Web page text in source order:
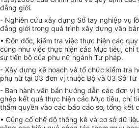
đẳng giới.
- Nghiên cứu xây dựng Sổ tay nghiệp vụ
đẳng giới trong quá trình xây dựng văn
• Đôn đốc, kiểm tra việc thực hiện các
cũng như việc thực hiện các Mục tiêu, chỉ
sự tiến bộ của phụ nữ ngành Tư pháp.
- Xây dựng kế hoạch và tổ chức kiểm tra
phụ nữ tại 03 đơn vị thuộc Bộ và 03 Sở Tư
- Ban hành văn bản hướng dẫn các đơn vị
ghép kết quả thực hiện các Mục tiêu, chỉ
thẩm quyền vào các báo cáo sơ, tổng kết
• Củng cố chế độ thống kê và cơ sở dữ